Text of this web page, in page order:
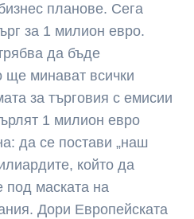
планове. Сега
за 1 милион евро.
да бъде
ще минават всички
за търговия с емисии
1 милион евро
да се постави „наш
който да
под маската на
Дори Европейската